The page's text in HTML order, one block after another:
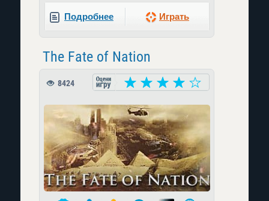
Подробнее Играть
The Fate of Nation
8424